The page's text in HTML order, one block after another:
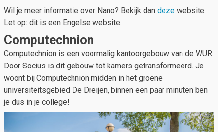
Wil je meer informatie over Nano? Bekijk dan deze website.
Let op: dit is een Engelse website.
Computechnion
Computechnion is een voormalig kantoorgebouw van de WUR.
Door Socius is dit gebouw tot kamers getransformeerd. Je
woont bij Computechnion midden in het groene
universiteitsgebied De Dreijen, binnen een paar minuten ben
je dus in je college!